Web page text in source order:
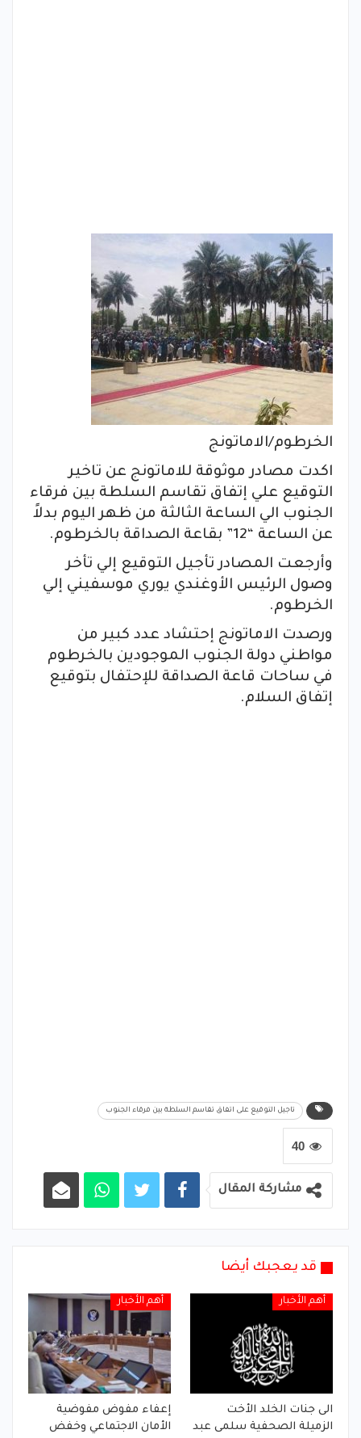
الخرطوم/الاماتونج
اكدت مصادر موثوقة للاماتونج عن تاخير
التوقيع علي إتفاق تقاسم السلطة بين فرقاء
الجنوب الي الساعة الثالثة من ظهر اليوم بدلاً
عن الساعة “12” بقاعة الصداقة بالخرطوم.
وأرجعت المصادر تأجيل التوقيع إلي تأخر
وصول الرئيس الأوغندي يوري موسفيني إلي
الخرطوم.
ورصدت الاماتونج إحتشاد عدد كبير من
مواطني دولة الجنوب الموجودين بالخرطوم
في ساحات قاعة الصداقة للإحتفال بتوقيع
إتفاق السلام.
تاجيل التوقيع على اتفاق تقاسم السلطة بين فرقاء الجنوب
40
مشاركة المقال
قد يعجبك أيضا
أهم الأخبار
الى جنات الخلد الأخت
الزميلة الصحفية سلمى عبد
أهم الأخبار
إعفاء مفوض مفوضية
الأمان الاجتماعي وخفض